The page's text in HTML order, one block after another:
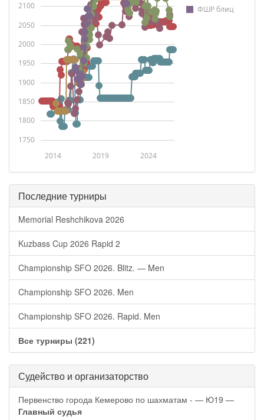
ФШР блиц
2014 2019 2024
1750
1800
1850
1900
1950
2000
2050
2100
Последние турниры
Memorial Reshchikova 2026
Kuzbass Cup 2026 Rapid 2
Championship SFO 2026. Blitz. — Men
Championship SFO 2026. Men
Championship SFO 2026. Rapid. Men
Все турниры (221)
Судейство и организаторство
Первенство города Кемерово по шахматам - — Ю19 —
Главный судья